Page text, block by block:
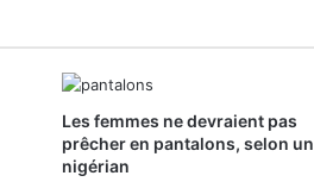
Les femmes ne devraient pas
prêcher en pantalons, selon un
nigérian